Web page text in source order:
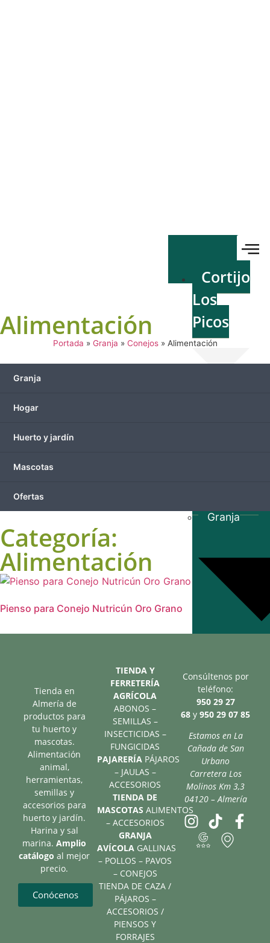
Cortijo
Los
Picos
Granja
Jaulas
Perdiz de
Alimentación
Portada » Granja » Conejos» Alimentación
Granja
Hogar
Huerto y jardín
Mascotas
Ofertas
Categoría:
Alimentación
Pienso para Conejo Nutricún Oro Grano
Tienda en
Almería de
productos para
tu huerto y
mascotas.
Alimentación
animal,
herramientas,
semillas y
accesorios para
huerto y jardín.
Harina y sal
marina.Amplio
catálogo al mejor
precio.
Conócenos
TIENDA Y
FERRETERÍA
AGRÍCOLA
ABONOS –
SEMILLAS –
INSECTICIDAS –
FUNGICIDAS
PAJARERÍA PÁJAROS
– JAULAS –
ACCESORIOS
TIENDA DE
MASCOTAS ALIMENTOS
– ACCESORIOS
GRANJA
AVÍCOLA GALLINAS
– POLLOS – PAVOS
– CONEJOS
TIENDA DE CAZA /
PÁJAROS –
ACCESORIOS /
PIENSOS Y
FORRAJES
Consúltenos por
teléfono:
950 29 27
68 y950 29 07 85
Estamos en La
Cañada de San
Urbano
Carretera Los
Molinos Km 3,3
04120 – Almería